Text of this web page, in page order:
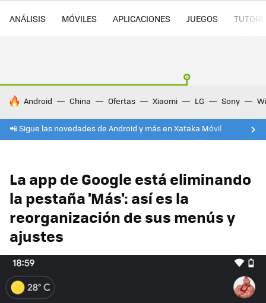
ANÁLISIS MÓVILES APLICACIONES JUEGOS
HOY SE HABLA DE
Android China Ofertas Xiaomi LG Sony
📲 Sigue las novedades de Android y más en Xataka Móvil
La app de Google está eliminando
la pestaña 'Más': así es la
reorganización de sus menús y
ajustes